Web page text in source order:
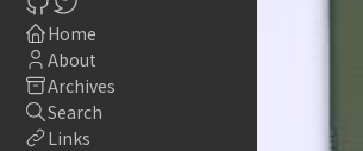
Home
About
Archives
Search
Links